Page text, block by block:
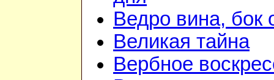
Ведро вина, бок
Великая тайна
Вербное